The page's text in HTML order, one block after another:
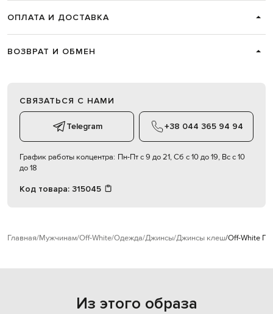
ОПЛАТА И ДОСТАВКА
ВОЗВРАТ И ОБМЕН
СВЯЗАТЬСЯ С НАМИ
Telegram +38 044 365 94 94
График работы колцентра: Пн-Пт с 9 до 21, Сб с 10 до 19, Вс с 10
до 18
Код товара: 315045
Главная Мужчинам Off-White Одежда Джинсы Джинсы клеш Off-White
Из этого образа